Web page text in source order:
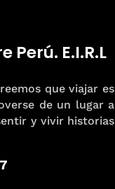
Perú. E.I.R.L
que viajar es
de un lugar a
y vivir historias